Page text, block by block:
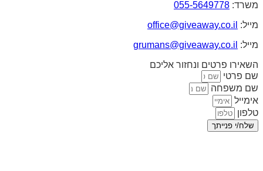
משרד: 055-5649778
מייל: office@giveaway.co.il
מייל: grumans@giveaway.co.il
השאירו פרטים ונחזור אליכם
שם פרטי
שם משפחה
אימייל
טלפון
שלח/י פנייתך